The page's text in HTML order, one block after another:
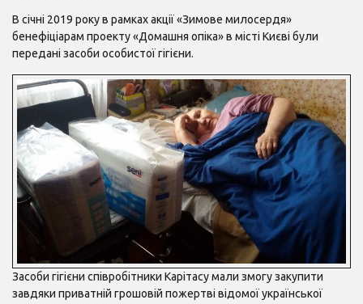
В січні 2019 року в рамках акції «Зимове милосердя»
бенефіціарам проекту «Домашня опіка» в місті Києві були
передані засоби особистої гігієни.
Засоби гігієни співробітники Карітасу мали змогу закупити
завдяки приватній грошовій пожертві відомої української